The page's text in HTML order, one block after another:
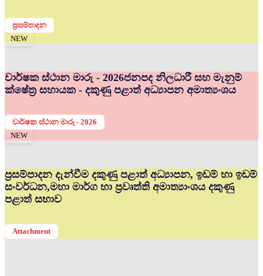
ප්‍රසම්පාදන
NEW
වාර්ෂක ස්ථාන මාරු - 2026ජනපද නිලධාරී සහ මැනුම්
ක්ෂේත්‍ර සහායක - දකුණු පළාත් අධ්‍යාපන අමාත්‍යංශය
වාර්ෂක ස්ථාන මාරු - 2026
NEW
ප්‍රසම්පාදන දැන්වීම දකුණු පළාත් අධ්‍යාපන, ඉඩම් හා ඉඩම්
සංවර්ධන,මහා මාර්ග හා ප්‍රවෘත්ති අමාත්‍යාංශය දකුණු
පළාත් සභාව
Attachment